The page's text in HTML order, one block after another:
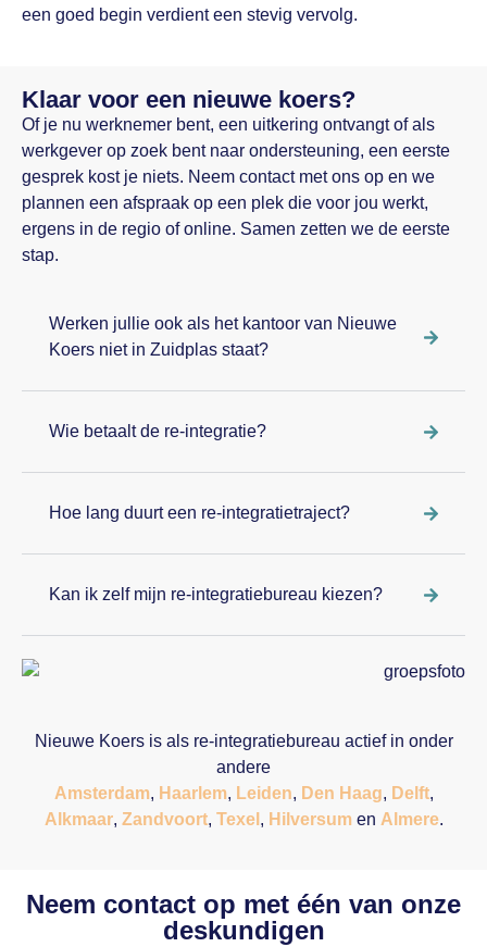
een goed begin verdient een stevig vervolg.
Klaar voor een nieuwe koers?
Of je nu werknemer bent, een uitkering ontvangt of als
werkgever op zoek bent naar ondersteuning, een eerste
gesprek kost je niets. Neem contact met ons op en we
plannen een afspraak op een plek die voor jou werkt,
ergens in de regio of online. Samen zetten we de eerste
stap.
Werken jullie ook als het kantoor van Nieuwe
Koers niet in Zuidplas staat?
Wie betaalt de re-integratie?
Hoe lang duurt een re-integratietraject?
Kan ik zelf mijn re-integratiebureau kiezen?
Nieuwe Koers is als re-integratiebureau actief in onder
andere
Amsterdam, Haarlem, Leiden, Den Haag, Delft,
Alkmaar, Zandvoort, Texel , Hilversumen Almere.
Neem contact op met één van onze
deskundigen